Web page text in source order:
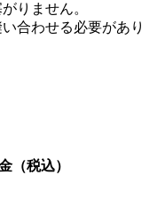
りません。
合わせる必要があり
（税込）